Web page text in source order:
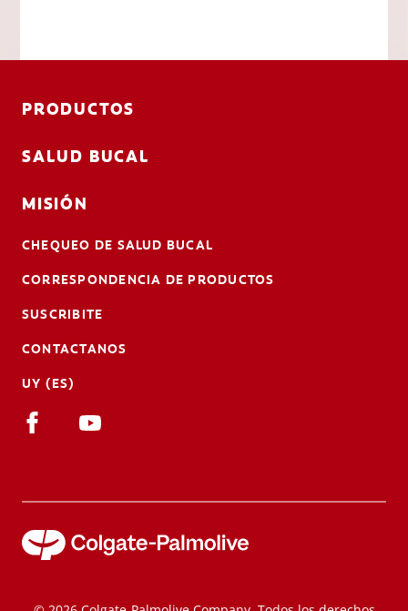
PRODUCTOS
SALUD BUCAL
MISIÓN
CHEQUEO DE SALUD BUCAL
CORRESPONDENCIA DE PRODUCTOS
SUSCRIBITE
CONTACTANOS
UY (ES)